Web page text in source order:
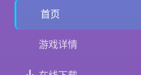
首页
游戏详情